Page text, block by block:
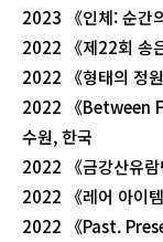
2023 《인체: 순간
2022 《제22회 송
2022 《형태의 정
2022 《Between
수원, 한국
2022 《금강산유
2022 《레어 아이
2022 《Past.